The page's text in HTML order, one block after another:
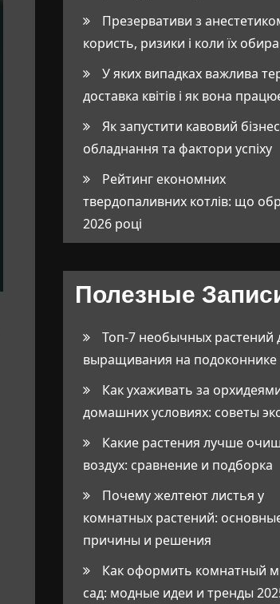
Презервативи з
користь, ризики і коли їх
У яких випадках важлива
доставка квітів і як вона
Як запустити кавовий
обладнання та фактори успіху
Рейтинг економних
твердопаливних котлів: що
2026 році
Полезные
Топ-7 необычных растений
выращивания на подоконнике
Как ухаживать за
домашних условиях: советы
Какие растения лучше
воздух: сравнение и подборка
Почему желтеют листья у
комнатных растений:
причины и решения
Как оформить комнатный
сад: модные идеи и тренды